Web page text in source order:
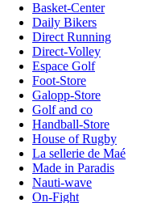
Basket-Center
Daily Bikers
Direct Running
Direct-Volley
Espace Golf
Foot-Store
Galopp-Store
Golf and co
Handball-Store
House of Rugby
La sellerie de Maé
Made in Paradis
Nauti-wave
On-Fight